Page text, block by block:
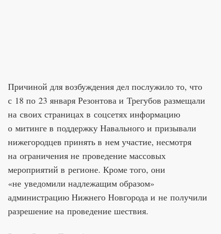
Причиной для возбуждения дел послужило то, что
с 18 по 23 января Резонтова и Трегубов размещали
на своих страницах в соцсетях информацию
о митинге в поддержку Навального и призывали
нижегородцев принять в нем участие, несмотря
на ограничения не проведение массовых
мероприятий в регионе. Кроме того, они
«не уведомили надлежащим образом»
администрацию Нижнего Новгорода и не получили
разрешение на проведение шествия.